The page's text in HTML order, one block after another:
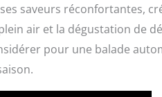
saveurs réconfortantes,
air et la dégustation de
pour une balade